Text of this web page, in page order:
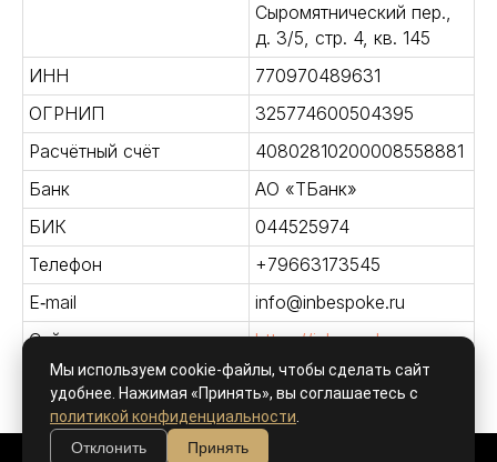
Мы используем cookie-файлы, чтобы сделать сайт
удобнее. Нажимая «Принять», вы соглашаетесь с
политикой конфиденциальности
Отклонить
Принять
Сыромятнический пер.,
д. 3/5, стр. 4, кв. 145
ИНН
770970489631
ОГРНИП
325774600504395
Расчётный счёт
40802810200008558881
Банк
АО «ТБанк»
БИК
044525974
Телефон
+79663173545
E‑mail
info@inbespoke.ru
Сайт
https://inbespoke.ru